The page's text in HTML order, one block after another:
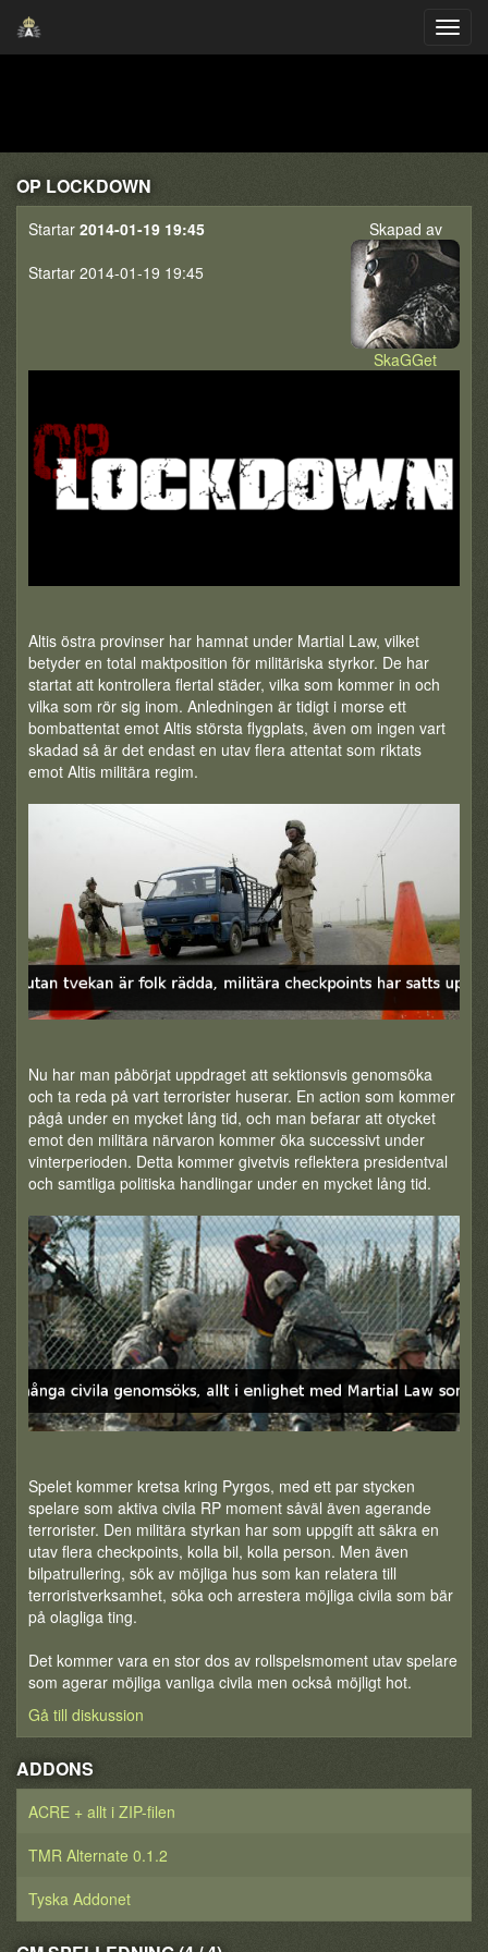
OP LOCKDOWN
Skapad av
SkaGGet
Startar 2014-01-19 19:45
Startar 2014-01-19 19:45
Altis östra provinser har hamnat under Martial Law, vilket
betyder en total maktposition för militäriska styrkor. De har
startat att kontrollera flertal städer, vilka som kommer in och
vilka som rör sig inom. Anledningen är tidigt i morse ett
bombattentat emot Altis största flygplats, även om ingen vart
skadad så är det endast en utav flera attentat som riktats
emot Altis militära regim.
Nu har man påbörjat uppdraget att sektionsvis genomsöka
och ta reda på vart terrorister huserar. En action som kommer
pågå under en mycket lång tid, och man befarar att otycket
emot den militära närvaron kommer öka successivt under
vinterperioden. Detta kommer givetvis reflektera presidentval
och samtliga politiska handlingar under en mycket lång tid.
Spelet kommer kretsa kring Pyrgos, med ett par stycken
spelare som aktiva civila RP moment såväl även agerande
terrorister. Den militära styrkan har som uppgift att säkra en
utav flera checkpoints, kolla bil, kolla person. Men även
bilpatrullering, sök av möjliga hus som kan relatera till
terroristverksamhet, söka och arrestera möjliga civila som bär
på olagliga ting.
Det kommer vara en stor dos av rollspelsmoment utav spelare
som agerar möjliga vanliga civila men också möjligt hot.
Gå till diskussion
ADDONS
ACRE + allt i ZIP-filen
TMR Alternate 0.1.2
Tyska Addonet